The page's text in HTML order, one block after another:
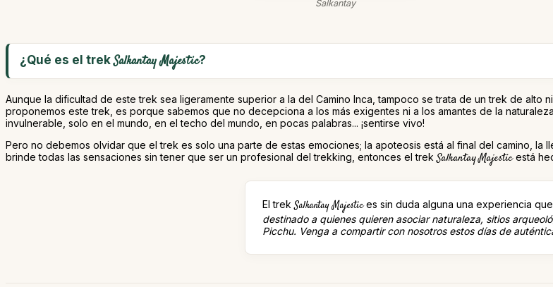
Salkantay
¿Qué es el trekSalkantay Majestic?
Aunque la dificultad de este trek sea ligeramente superior a la del Camino Inca, tampoco se trata de un trek de alto
proponemos este trek, es porque sabemos que no decepciona a los más exigentes ni a los amantes de la
invulnerable, solo en el mundo, en el techo del mundo, en pocas palabras... ¡sentirse vivo!
Pero no debemos olvidar que el trek es solo una parte de estas emociones; la apoteosis está al final del camino,
brinde todas las sensaciones sin tener que ser un profesional del trekking, entonces el trek Salkantay Majesticestá
El trek Salkantay Majestices sin duda alguna una experiencia
destinado a quienes quieren asociar naturaleza, sitios
Picchu. Venga a compartir con nosotros estos días de